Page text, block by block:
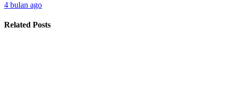
4 bulan ago
Related Posts